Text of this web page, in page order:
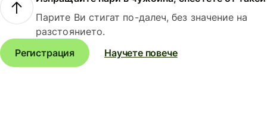
Парите Ви стигат по-далеч, без значение на
разстоянието.
Регистрация
Научете повече